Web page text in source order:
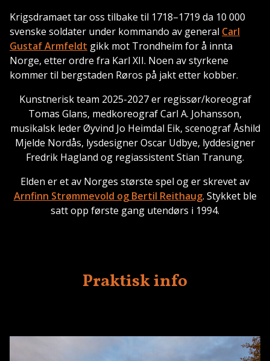
Krigsdramaet tar oss tilbake til 1718–1719 da 10 000
svenske soldater under kommando av general Carl
Gustaf Armfeldt gikk mot Trondheim for å innta
Norge, etter ordre fra Karl XII. Noen av styrkene
kommer til bergstaden Røros på jakt etter kobber.
Kunstnerisk team 2025-2027 er regissør/koreograf
Tomas Glans, medkoreograf Carl A. Johansson,
musikalsk leder Øyvind Jo Heimdal Eik, scenograf Åshild
Mjelde Nordås, lysdesigner Oscar Udbye, lyddesigner
Fredrik Hagland og regiassistent Stian Tranung.
Elden er et av Norges største spel og er skrevet av
Arnfinn Strømmevold og Bertil Reithaug. Stykket ble
satt opp første gang utendørs i 1994.
Praktisk info